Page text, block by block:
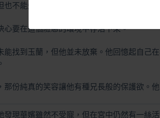
不能失去原則。」
心要在這個險惡的環境中存活下來。
能找到玉蘭，但他並未放棄。他回憶起自
份純真的笑容讓他有種兄長般的保護欲。
現華嬪雖然不受寵，但在宮中仍然有一絲